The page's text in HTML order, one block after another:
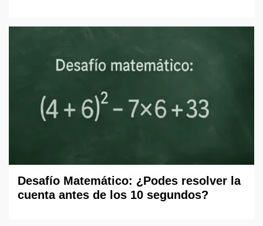
Desafío Matemático: ¿Podes resolver la
cuenta antes de los 10 segundos?